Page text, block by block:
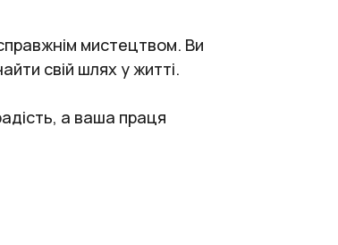
мистецтвом. Ви
свій шлях у житті.
а ваша праця